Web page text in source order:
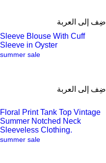
أضِف إلى العربة
العرض
Sleeve Blouse With Cuff
Sleeve in Oyster
summer sale
أضِف إلى العربة
العرض
Floral Print Tank Top Vintage
Summer Notched Neck
Sleeveless Clothing.
summer sale